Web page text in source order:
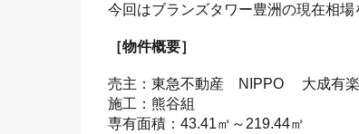
今回はブランズタワー豊洲の現在相場
［物件概要］
売主：東急不動産 NIPPO 大成有
施工：熊谷組
専有面積：43.41㎡～219.44㎡